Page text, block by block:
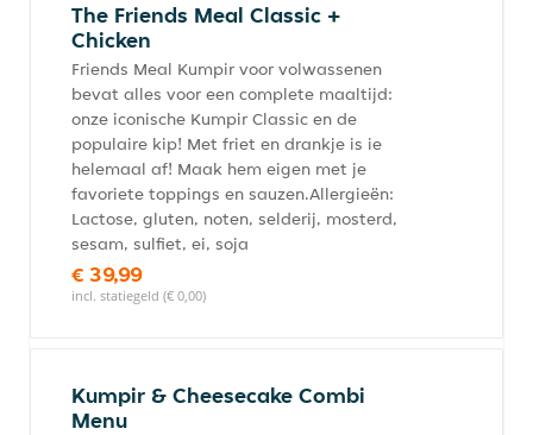
The Friends Meal Classic +
Chicken
Friends Meal Kumpir voor volwassenen
bevat alles voor een complete maaltijd:
onze iconische Kumpir Classic en de
populaire kip! Met friet en drankje is ie
helemaal af! Maak hem eigen met je
favoriete toppings en sauzen.Allergieën:
Lactose, gluten, noten, selderij, mosterd,
sesam, sulfiet, ei, soja
€ 39,99
incl. statiegeld (€ 0,00)
Kumpir & Cheesecake Combi
Menu